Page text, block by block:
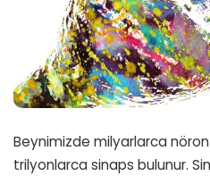
Beynimizde milyarlarca
trilyonlarca sinaps bulunur.